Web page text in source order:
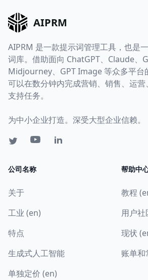
AIPRM
AIPRM 是一款提示词管理工具，也是
词库。借助面向 ChatGPT、Claude、
Midjourney、GPT Image 等众多平台
可以在数分钟内完成营销、销售、运
支持任务。
为中小企业打造。深受大型企业信赖。
公司名称
关于
工业 (en)
特点
生成式人工智能
单独定价 (en)
帮助中
教程
用户社
现状
账单和